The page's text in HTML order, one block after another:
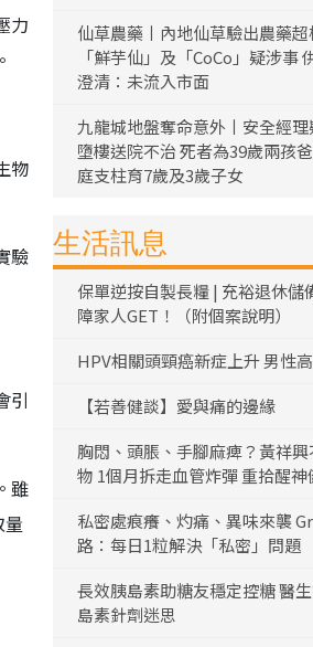
力
物
驗
引
雖
仙草農藥丨內地仙草驗出農藥超
「鮮芋仙」及「CoCo」疑涉事
澄清：未流入市面
九龍城地盤奪命意外丨安全經理
墮樓送院不治 死者為39歲兩孩
庭支柱育7歲及3歲子女
生活訊息
保單逆按自製長糧 | 充裕退休儲
障家人GET！（附個案說明）
HPV相關頭頸癌新症上升 男性
【若善健談】愛與痛的邊緣
胸悶、頭脹、手腳麻痺？黃祥
物 1個月拆走血管炸彈 重拾醒神
私密處痕癢、灼痛、異味來襲
路：每日1粒解決「私密」問題
長效胰島素助糖友穩定控糖 醫
島素針劑迷思